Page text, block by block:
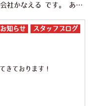
こんにちは。辻堂駅西口すぐの 株式会社かなえる です。 あっという間にもう12月も半ばですね。。 早い！あと１ヶ月もすれば新年で初詣も済んで 仕事をもりもりしているなんて、想像できないですね。。 この年末年…
お知らせ スタッフブログ